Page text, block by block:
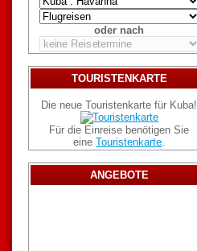
oder nach
TOURISTENKARTE
Die neue Touristenkarte für Kuba!
Für die Einreise benötigen Sie
eineTouristenkarte.
ANGEBOTE